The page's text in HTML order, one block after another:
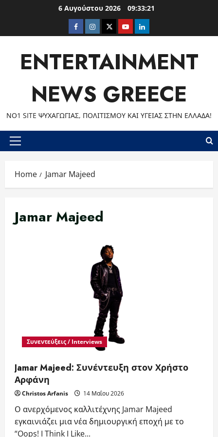
6 Αυγούστου 2026 09:33:22
Facebook
Instagram
TwitterYoutubeLinkedIn
ENTERTAINMENT
NEWS GREECE
ΝΟ1 SITE ΨΥΧΑΓΩΓΊΑΣ, ΠΟΛΙΤΙΣΜΟΎ ΚΑΙ ΥΓΕΊΑΣ ΣΤΗΝ ΕΛΛΆΔΑ!
Primary
Home Jamar Majeed
Jamar Majeed
Συνεντεύξεις / Interviews
Jamar Majeed: Συνέντευξη στον Χρήστο
Αρφάνη
Christos Arfanis 14 Μαΐου 2026
Ο ανερχόμενος καλλιτέχνης Jamar Majeed
εγκαινιάζει μια νέα δημιουργική εποχή με το
“Oops! I Think I Like...